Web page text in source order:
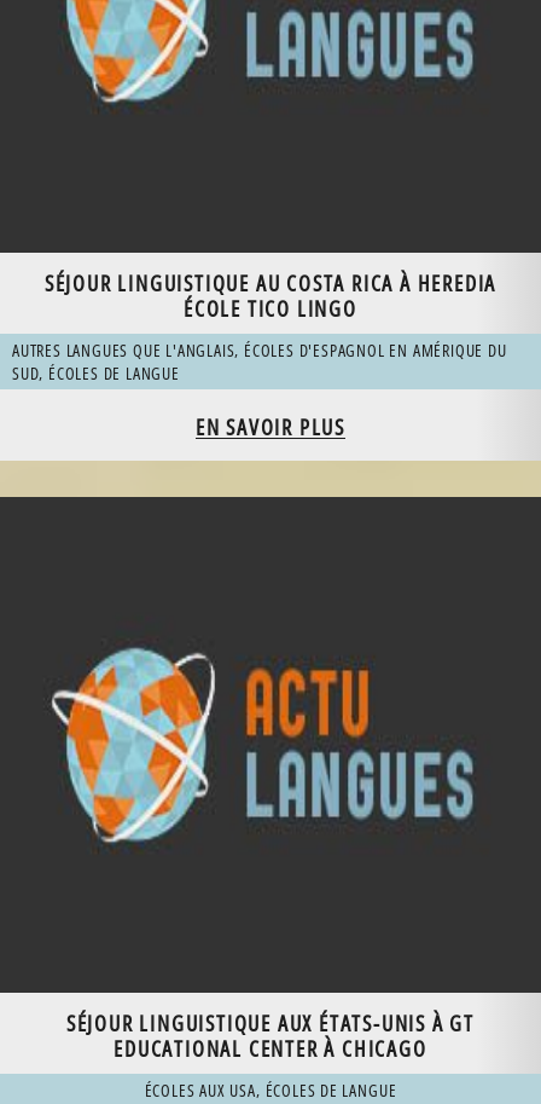
SÉJOUR LINGUISTIQUE AU COSTA RICA À HEREDIA
ÉCOLE TICO LINGO
AUTRES LANGUES QUE L'ANGLAIS, ÉCOLES D'ESPAGNOL EN AMÉRIQUE DU
SUD, ÉCOLES DE LANGUE
EN SAVOIR PLUS
SÉJOUR LINGUISTIQUE AUX ÉTATS-UNIS À GT
EDUCATIONAL CENTER À CHICAGO
ÉCOLES AUX USA, ÉCOLES DE LANGUE